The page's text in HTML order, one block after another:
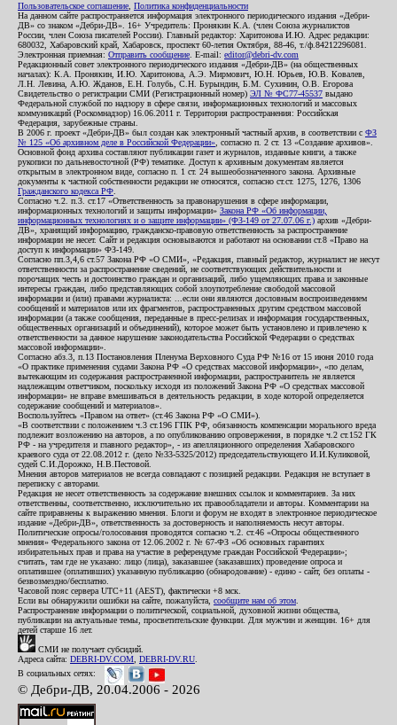
Пользовательское соглашение Политика конфиденциальности
На данном сайте распространяется информация электронного периодического издания «Дебри-
ДВ» со знаком «Дебри-ДВ». 16+ Учредитель: Пронякин К.А. (член Союза журналистов
России, член Союза писателей России). Главный редактор: Харитонова И.Ю. Адрес редакции:
680032, Хабаровский край, Хабаровск, проспект 60-летия Октября, 88-46, т./ф.84212296081.
Электронная приемная: Отправить сообщение . E-mail: editor@debri-dv.com
Редакционный совет электронного периодического издания «Дебри-ДВ» (на общественных
началах): К.А. Пронякин, И.Ю. Харитонова, А.Э. Мирмович, Ю.Н. Юрьев, Ю.В. Ковалев,
Л.Н. Левина, А.Ю. Жданов, Е.Н. Голубь, С.Н. Бурындин, Б.М. Сухинин, О.В. Егорова
Свидетельство о регистрации СМИ (Регистрационный номер) ЭЛ № ФС77-45537 выдано
Федеральной службой по надзору в сфере связи, информационных технологий и массовых
коммуникаций (Роскомнадзор) 16.06.2011 г. Территория распространения: Российская
Федерация, зарубежные страны.
В 2006 г. проект «Дебри-ДВ» был создан как электронный частный архив, в соответствии с ФЗ
№ 125 «Об архивном деле в Российской Федерации» , согласно п. 2 ст. 13 «Создание архивов».
Основной фонд архива составляют публикации газет и журналов, изданные книги, а также
рукописи по дальневосточной (РФ) тематике. Доступ к архивным документам является
открытым в электронном виде, согласно п. 1 ст. 24 вышеобозначенного закона. Архивные
документы к частной собственности редакции не относятся, согласно ст.ст. 1275, 1276, 1306
Гражданского кодекса РФ
Согласно ч.2. п.3. ст.17 «Ответственность за правонарушения в сфере информации,
информационных технологий и защиты информации» Закона РФ «Об информации,
информационных технологиях и о защите информации» (ФЗ-149 от 27.07.06 г.) архив «Дебри-
ДВ», хранящий информацию, гражданско-правовую ответственность за распространение
информации не несет. Сайт и редакция основываются и работают на основании ст.8 «Право на
доступ к информации» ФЗ-149.
Согласно пп.3,4,6 ст.57 Закона РФ «О СМИ», «Редакция, главный редактор, журналист не несут
ответственности за распространение сведений, не соответствующих действительности и
порочащих честь и достоинство граждан и организаций, либо ущемляющих права и законные
интересы граждан, либо представляющих собой злоупотребление свободой массовой
информации и (или) правами журналиста: ...если они являются дословным воспроизведением
сообщений и материалов или их фрагментов, распространенных другим средством массовой
информации (а также сообщения, переданные в пресс-релизах и информация государственных,
общественных организаций и объединений), которое может быть установлено и привлечено к
ответственности за данное нарушение законодательства Российской Федерации о средствах
массовой информации».
Согласно абз.3, п.13 Постановления Пленума Верховного Суда РФ №16 от 15 июня 2010 года
«О практике применения судами Закона РФ «О средствах массовой информации», «по делам,
вытекающим из содержания распространенной информации, распространитель не является
надлежащим ответчиком, поскольку исходя из положений Закона РФ «О средствах массовой
информации» не вправе вмешиваться в деятельность редакции, в ходе которой определяется
содержание сообщений и материалов».
Воспользуйтесь «Правом на ответ» (ст.46 Закона РФ «О СМИ»).
«В соответствии с положением ч.3 ст.196 ГПК РФ, обязанность компенсации морального вреда
подлежит возложению на авторов, а по опубликованию опровержения, в порядке ч.2 ст.152 ГК
РФ - на учредителя и главного редактор», - из апелляционного определения Хабаровского
краевого суда от 22.08.2012 г. (дело №33-5325/2012) председательствующего И.И.Куликовой,
судей С.И.Дорожко, Н.В.Пестовой.
Мнения авторов материалов не всегда совпадают с позицией редакции. Редакция не вступает в
переписку с авторами.
Редакция не несет ответственность за содержание внешних ссылок и комментариев. За них
ответственны, соответственно, исключительно их правообладатели и авторы. Комментарии на
сайте приравнены к выражению мнения. Блоги и форум не входят в электронное периодическое
издание «Дебри-ДВ», ответственность за достоверность и наполняемость несут авторы.
Политические опросы/голосования проводятся согласно ч.2. ст.46 «Опросы общественного
мнения» Федерального закона от 12.06.2002 г. № 67-ФЗ «Об основных гарантиях
избирательных прав и права на участие в референдуме граждан Российской Федерации»;
считать, там где не указано: лицо (лица), заказавшее (заказавших) проведение опроса и
оплатившее (оплативших) указанную публикацию (обнародование) - едино - сайт, без оплаты -
безвозмездно/бесплатно.
Часовой пояс сервера UTC+11 (AEST), фактически +8 мск.
Если вы обнаружили ошибки на сайте, пожалуйста, сообщите нам об этом
Распространение информации о политической, социальной, духовной жизни общества,
публикации на актуальные темы, просветительские функции. Для мужчин и женщин. 16+ для
детей старше 16 лет.
СМИ не получает субсидий.
Адреса сайта: DEBRI-DV.COM DEBRI-DV.RU
В социальных сетях:
© Дебри-ДВ, 20.04.2006 - 2026